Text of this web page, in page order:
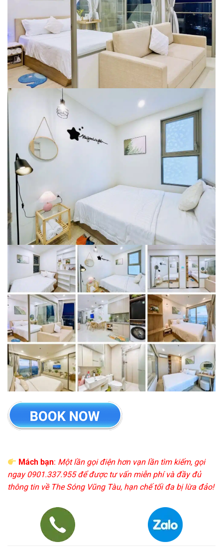
Mách bạn: Một lần gọi điện hơn vạn lần tìm kiếm, gọi
ngay 0901.337.955 để được tư vấn miễn phí và đầy đủ
thông tin về The Sóng Vũng Tàu, hạn chế tối đa bị lừa đảo!